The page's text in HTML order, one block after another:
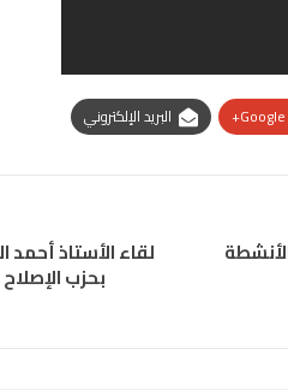
Google+ البريد الإلكتروني
لقاء الأستاذ أحمد
بحزب